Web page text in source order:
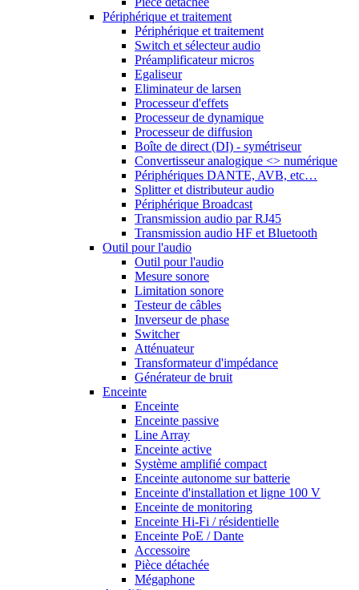
Périphérique et traitement
Périphérique et traitement
Switch et sélecteur audio
Préamplificateur micros
Egaliseur
Eliminateur de larsen
Processeur d'effets
Processeur de dynamique
Processeur de diffusion
Boîte de direct (DI) - symétriseur
Convertisseur analogique <> numérique
Périphériques DANTE, AVB, etc…
Splitter et distributeur audio
Périphérique Broadcast
Transmission audio par RJ45
Transmission audio HF et Bluetooth
Outil pour l'audio
Outil pour l'audio
Mesure sonore
Limitation sonore
Testeur de câbles
Inverseur de phase
Switcher
Atténuateur
Transformateur d'impédance
Générateur de bruit
Enceinte
Enceinte
Enceinte passive
Line Array
Enceinte active
Système amplifié compact
Enceinte autonome sur batterie
Enceinte d'installation et ligne 100 V
Enceinte de monitoring
Enceinte Hi-Fi / résidentielle
Enceinte PoE / Dante
Accessoire
Pièce détachée
Mégaphone